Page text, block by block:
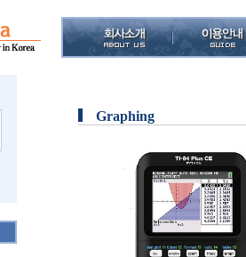
Graphing